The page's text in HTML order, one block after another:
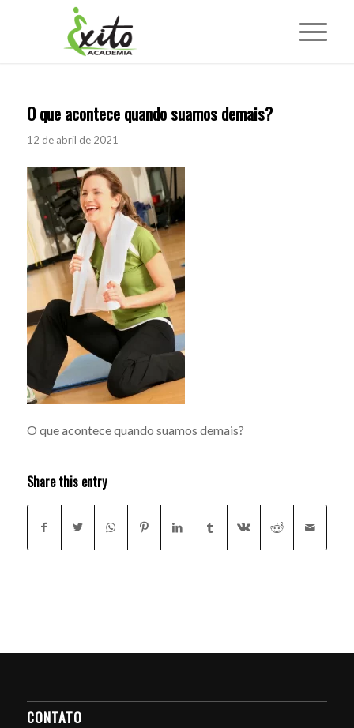
O que acontece quando suamos demais?
12 de abril de 2021
O que acontece quando suamos demais?
Share this entry
CONTATO